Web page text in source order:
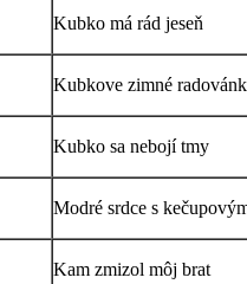
Kubko má rád jeseň
Kubkove zimné
Kubko sa nebojí tmy
Modré srdce s
Kam zmizol môj brat